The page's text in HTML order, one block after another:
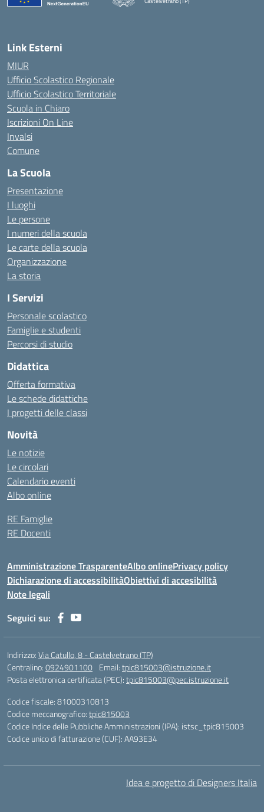
Link Esterni
MIUR
Ufficio Scolastico Regionale
Ufficio Scolastico Territoriale
Scuola in Chiaro
Iscrizioni On Line
Invalsi
Comune
La Scuola
Presentazione
I luoghi
Le persone
I numeri della scuola
Le carte della scuola
Organizzazione
La storia
I Servizi
Personale scolastico
Famiglie e studenti
Percorsi di studio
Didattica
Offerta formativa
Le schede didattiche
I progetti delle classi
Novità
Le notizie
Le circolari
Calendario eventi
Albo online
RE Famiglie
RE Docenti
Amministrazione TrasparenteAlbo onlinePrivacy policy
Dichiarazione di accessibilitàObiettivi di accesibilità
Note legali
Seguici su:
Indirizzo:Via Catullo, 8 - Castelvetrano (TP)
Centralino:0924901100 Email:tpic815003@istruzione.it
Posta elettronica certificata (PEC):tpic815003@pec.istruzione.it
Codice fiscale: 81000310813
Codice meccanografico:tpic815003
Codice Indice delle Pubbliche Amministrazioni (IPA): istsc_tpic815003
Codice unico di fatturazione (CUF): AA93E34
Idea e progetto di Designers Italia